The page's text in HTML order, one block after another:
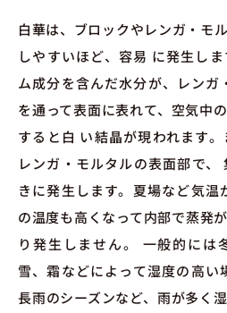
白華は、ブロックやレンガ・モ
しやすいほど、容易 に発生し
ム成分を含んだ水分が、レンガ
を通って表面に表れて、空気中
すると白 い結晶が現われます
レンガ・モルタルの表面部で、
きに発生します。夏場など気温
の温度も高くなって内部で蒸発
り発生しません。 一般的には
雪、霜などによって湿度の高い
長雨のシーズンなど、雨が多く